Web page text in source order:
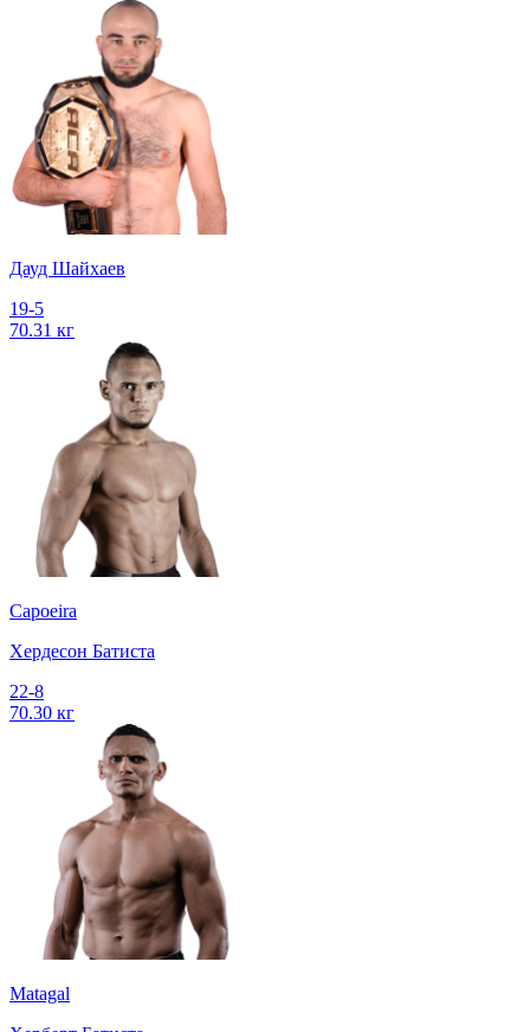
Дауд Шайхаев
19-5
70.31 кг
Capoeira
Хердесон Батиста
22-8
70.30 кг
Matagal